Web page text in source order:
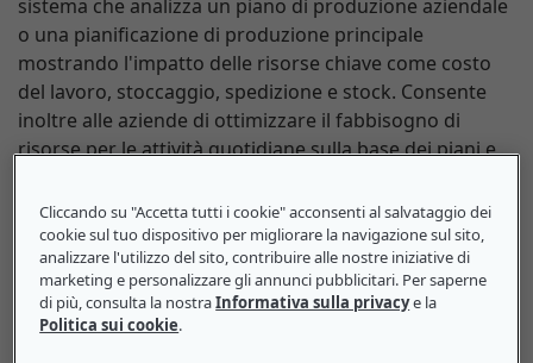
sistema che analizza un piano di produzione aziendale
o una pianificazione di produzione principale
mostrando l'impatto delle risorse chiave come costo
del lavoro, stoccaggio, spedizione e stock. Consente
inoltre alle aziende di ottimizzare il fabbisogno di
risorse per le attività quotidiane sulla base dei piani e
di ogni risorsa sulla base della produzione pianificata,
in modo che i manager possano migliorare la
pianificazione, la capacità e gli aspetti finanziari.
Cliccando su "Accetta tutti i cookie" acconsenti al salvataggio dei
cookie sul tuo dispositivo per migliorare la navigazione sul sito,
analizzare l'utilizzo del sito, contribuire alle nostre iniziative di
marketing e personalizzare gli annunci pubblicitari. Per saperne
di più, consulta la nostraInformativa sulla privacye la
Politica sui cookie.